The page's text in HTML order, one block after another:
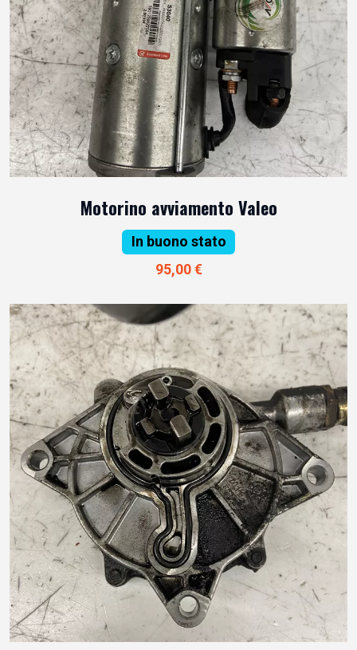
Motorino avviamento Valeo
In buono stato
95,00 €